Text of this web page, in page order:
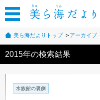
美ら海だよりトップ アーカイブ
2015年の検索結果
水族館の裏側